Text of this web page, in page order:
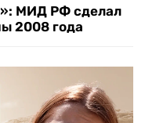
МИД РФ сделал
2008 года